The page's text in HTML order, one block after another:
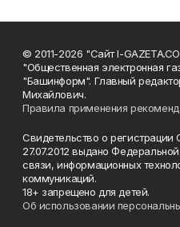
© 2011-2026 "Сайт I-
"Общественная электронная
"Башинформ". Главный
Михайлович.
Правила применения
Свидетельство о
27.07.2012 выдано
связи, информационных
коммуникаций.
18+ запрещено для детей.
Об использовании